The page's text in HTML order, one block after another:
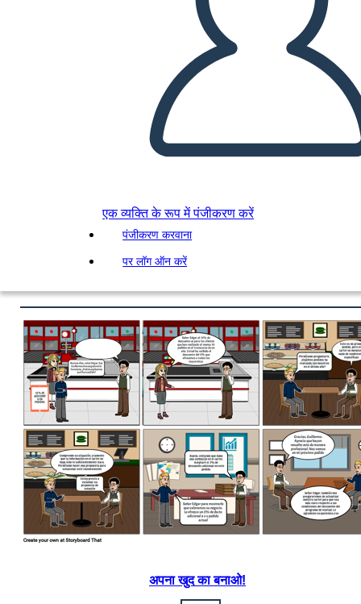
एक व्यक्ति के रूप में पंजीकरण करें
पंजीकरण करवाना
पर लॉग ऑन करें
अपना खुद का बनाओ!